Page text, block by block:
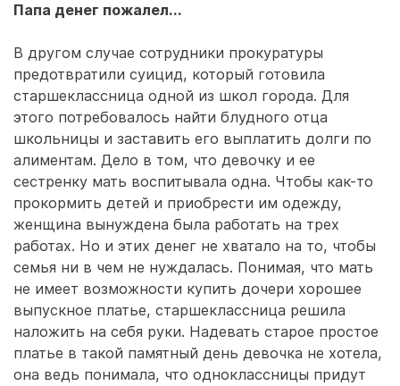
Папа денег пожалел...
В другом случае сотрудники прокуратуры
предотвратили суицид, который готовила
старшеклассница одной из школ города. Для
этого потребовалось найти блудного отца
школьницы и заставить его выплатить долги по
алиментам. Дело в том, что девочку и ее
сестренку мать воспитывала одна. Чтобы как-то
прокормить детей и приобрести им одежду,
женщина вынуждена была работать на трех
работах. Но и этих денег не хватало на то, чтобы
семья ни в чем не нуждалась. Понимая, что мать
не имеет возможности купить дочери хорошее
выпускное платье, старшеклассница решила
наложить на себя руки. Надевать старое простое
платье в такой памятный день девочка не хотела,
она ведь понимала, что одноклассницы придут